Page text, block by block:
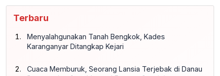
Terbaru
Menyalahgunakan Tanah Bengkok, Kades
Karanganyar Ditangkap Kejari
Cuaca Memburuk, Seorang Lansia Terjebak di Danau